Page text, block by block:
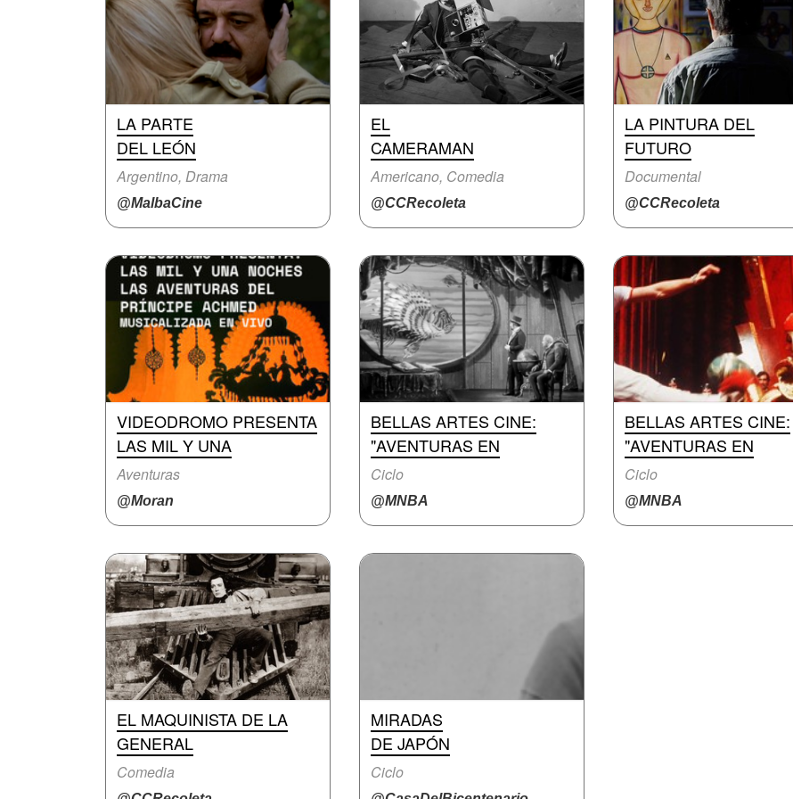
LA PARTE
DEL LEÓN
Argentino, Drama
@MalbaCine
EL
CAMERAMAN
Americano, Comedia
@CCRecoleta
LA PINTURA DEL
FUTURO
Documental
@CCRecoleta
VIDEODROMO PRESENTA
LAS MIL Y UNA
Aventuras
@Moran
BELLAS ARTES CINE:
"AVENTURAS EN
Ciclo
@MNBA
BELLAS ARTES CINE:
"AVENTURAS EN
Ciclo
@MNBA
EL MAQUINISTA DE LA
GENERAL
Comedia
MIRADAS
DE JAPÓN
Ciclo